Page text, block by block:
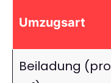
Umzugsart
Beiladung (pro